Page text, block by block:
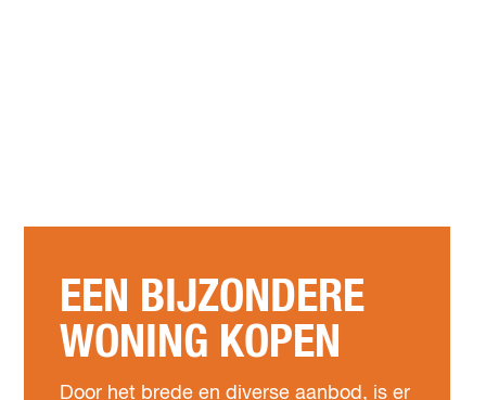
EEN BIJZONDERE
WONING KOPEN
Door het brede en diverse aanbod, is er